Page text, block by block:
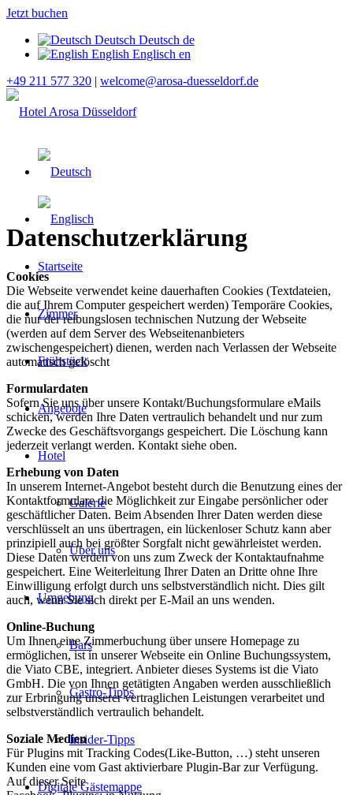
Jetzt buchen
Deutsch Deutsch de
English Englisch en
+49 211 577 320 | welcome@arosa-duesseldorf.de
Startseite
Zimmer
Frühstück
Angebote
Hotel
Galerie
Über uns
Umgebung
Bars
Gastro-Tipps
Insider-Tipps
Digitale Gästemappe
Datenschutzerklärung
Cookies
Die Webseite verwendet keine dauerhaften Cookies (Textdateien,
die auf Ihrem Computer gespeichert werden) Temporäre Cookies,
die nur der reibungslosen technischen Nutzung der Webseite
(werden auf dem Server des Webseitenanbieters
zwischengespeichert) dienen, werden nach Verlassen der Webseite
automatisch gelöscht
Formulardaten
Sofern Sie uns über unsere Kontakt/Buchungsformulare eMails
schicken, werden Ihre Daten vertraulich behandelt und nur zum
Zwecke des Geschäftsvorgangs gespeichert. Die Löschung kann
jederzeit verlangt werden. Kontakt siehe oben.
Erhebung von Daten
In unserem Internet-Angebot besteht durch die Benutzung eines der
Kontaktformulare die Möglichkeit zur Eingabe persönlicher oder
geschäftlicher Daten. Beim Absenden Ihrer Daten werden diese
verschlüsselt an uns übertragen, ein lückenloser Schutz kann aber
prinzipiell auch bei größter Sorgfalt nicht gewährleistet werden.
Diese Daten werden von uns zum Zweck der Kontaktaufnahme
gespeichert. Eine Weiterleitung Ihrer Daten an Dritte ohne Ihre
Einwilligung erfolgt durch uns selbstverständlich nicht. Dies gilt
auch, wenn Sie sich direkt per E-Mail an uns wenden.
Online-Buchung
Um Ihnen eine Zimmerbuchung über unsere Homepage zu
ermöglichen, ist in unserer Webseite ein Online Buchungssystem,
die Viato CBE, integriert. Anbieter dieses Systems ist die Viato
GmbH. Die von Ihnen getätigten Angaben werden ausschließlich
zur Erbringung unserer vertraglichen Leistungen verarbeitet und
selbstverständlich vertraulich behandelt.
Soziale Medien
Für Plugins mit Tracking Codes(Like-Button, …) steht unseren
Kunden eine vom Gast aktivierbare Plugin-Bar zur Verfügung.
Auf dieser Seite